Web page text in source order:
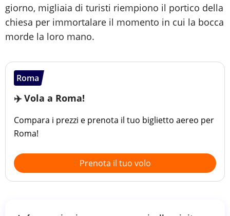
giorno, migliaia di turisti riempiono il portico della
chiesa per immortalare il momento in cui la bocca
morde la loro mano.
Roma
✈️ Vola a Roma!
Compara i prezzi e prenota il tuo biglietto aereo per
Roma!
Prenota il tuo volo